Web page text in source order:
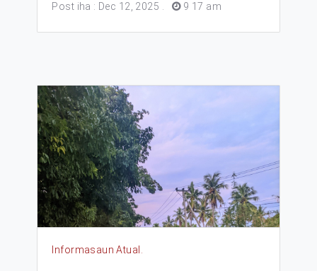
Post iha : Dec 12, 2025 9 17 am
Informasaun Atual.